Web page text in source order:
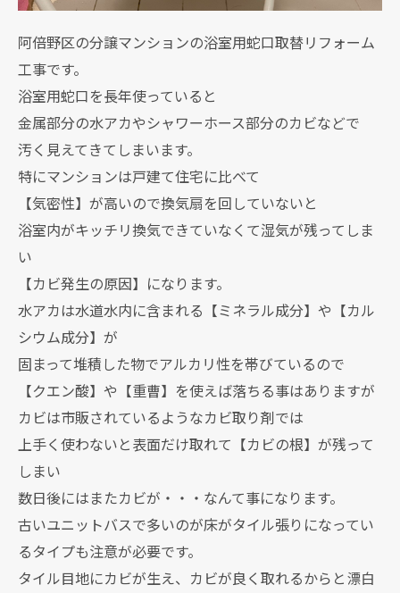
阿倍野区の分譲マンションの浴室用蛇口取替リフォーム
工事です。
浴室用蛇口を長年使っていると
金属部分の水アカやシャワーホース部分のカビなどで
汚く見えてきてしまいます。
特にマンションは戸建て住宅に比べて
【気密性】が高いので換気扇を回していないと
浴室内がキッチリ換気できていなくて湿気が残ってしま
い
【カビ発生の原因】になります。
水アカは水道水内に含まれる【ミネラル成分】や【カル
シウム成分】が
固まって堆積した物でアルカリ性を帯びているので
【クエン酸】や【重曹】を使えば落ちる事はありますが
カビは市販されているようなカビ取り剤では
上手く使わないと表面だけ取れて【カビの根】が残って
しまい
数日後にはまたカビが・・・なんて事になります。
古いユニットバスで多いのが床がタイル張りになってい
るタイプも注意が必要です。
タイル目地にカビが生え、カビが良く取れるからと漂白